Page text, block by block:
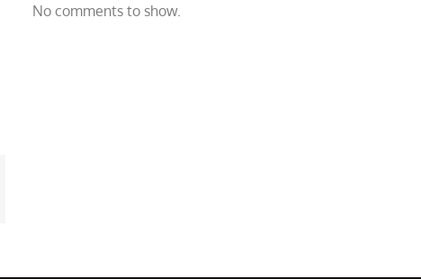
No comments to show.